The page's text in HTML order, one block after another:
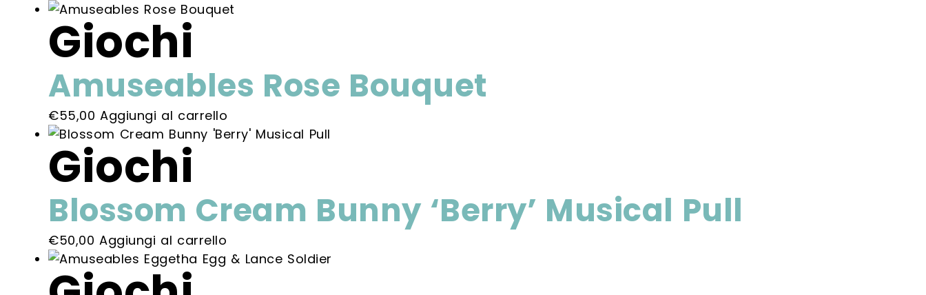
Giochi
Amuseables Rose Bouquet
€55,00 Aggiungi al carrello
Giochi
Blossom Cream Bunny ‘Berry’ Musical Pull
€50,00 Aggiungi al carrello